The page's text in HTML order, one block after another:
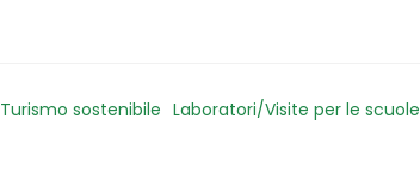
Turismo sostenibile Laboratori/Visite per le scuole